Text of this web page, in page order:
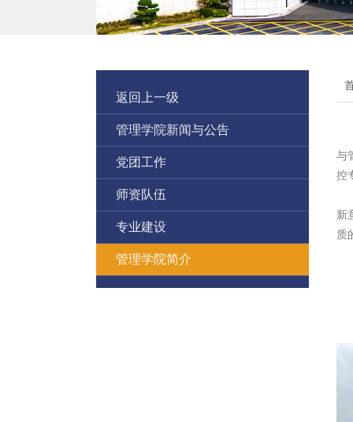
返回上一级
管理学院新闻与公告
党团工作
师资队伍
专业建设
管理学院简介
与
控
新
质